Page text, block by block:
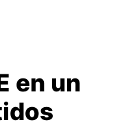
en un